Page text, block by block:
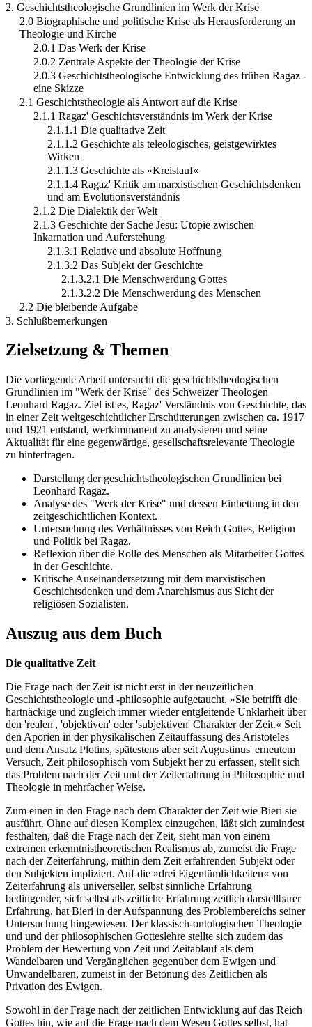
2. Geschichtstheologische Grundlinien im Werk der Krise
2.0 Biographische und politische Krise als Herausforderung an
Theologie und Kirche
2.0.1 Das Werk der Krise
2.0.2 Zentrale Aspekte der Theologie der Krise
2.0.3 Geschichtstheologische Entwicklung des frühen Ragaz -
eine Skizze
2.1 Geschichtstheologie als Antwort auf die Krise
2.1.1 Ragaz' Geschichtsverständnis im Werk der Krise
2.1.1.1 Die qualitative Zeit
2.1.1.2 Geschichte als teleologisches, geistgewirktes
Wirken
2.1.1.3 Geschichte als »Kreislauf«
2.1.1.4 Ragaz' Kritik am marxistischen Geschichtsdenken
und am Evolutionsverständnis
2.1.2 Die Dialektik der Welt
2.1.3 Geschichte der Sache Jesu: Utopie zwischen
Inkarnation und Auferstehung
2.1.3.1 Relative und absolute Hoffnung
2.1.3.2 Das Subjekt der Geschichte
2.1.3.2.1 Die Menschwerdung Gottes
2.1.3.2.2 Die Menschwerdung des Menschen
2.2 Die bleibende Aufgabe
3. Schlußbemerkungen
Zielsetzung & Themen
Die vorliegende Arbeit untersucht die geschichtstheologischen
Grundlinien im "Werk der Krise" des Schweizer Theologen
Leonhard Ragaz. Ziel ist es, Ragaz' Verständnis von Geschichte, das
in einer Zeit weltgeschichtlicher Erschütterungen zwischen ca. 1917
und 1921 entstand, werkimmanent zu analysieren und seine
Aktualität für eine gegenwärtige, gesellschaftsrelevante Theologie
zu hinterfragen.
Darstellung der geschichtstheologischen Grundlinien bei
Leonhard Ragaz.
Analyse des "Werk der Krise" und dessen Einbettung in den
zeitgeschichtlichen Kontext.
Untersuchung des Verhältnisses von Reich Gottes, Religion
und Politik bei Ragaz.
Reflexion über die Rolle des Menschen als Mitarbeiter Gottes
in der Geschichte.
Kritische Auseinandersetzung mit dem marxistischen
Geschichtsdenken und dem Anarchismus aus Sicht der
religiösen Sozialisten.
Auszug aus dem Buch
Die qualitative Zeit
Die Frage nach der Zeit ist nicht erst in der neuzeitlichen
Geschichtstheologie und -philosophie aufgetaucht. »Sie betrifft die
hartnäckige und zugleich immer wieder entgleitende Unklarheit über
den 'realen', 'objektiven' oder 'subjektiven' Charakter der Zeit.« Seit
den Aporien in der physikalischen Zeitauffassung des Aristoteles
und dem Ansatz Plotins, spätestens aber seit Augustinus' erneutem
Versuch, Zeit philosophisch vom Subjekt her zu erfassen, stellt sich
das Problem nach der Zeit und der Zeiterfahrung in Philosophie und
Theologie in mehrfacher Weise.
Zum einen in den Frage nach dem Charakter der Zeit wie Bieri sie
ausführt. Ohne auf diesen Komplex einzugehen, läßt sich zumindest
festhalten, daß die Frage nach der Zeit, sieht man von einem
extremen erkenntnistheoretischen Realismus ab, zumeist die Frage
nach der Zeiterfahrung, mithin dem Zeit erfahrenden Subjekt oder
den Subjekten impliziert. Auf die »drei Eigentümlichkeiten« von
Zeiterfahrung als universeller, selbst sinnliche Erfahrung
bedingender, sich selbst als zeitliche Erfahrung zeitlich darstellbarer
Erfahrung, hat Bieri in der Aufspannung des Problembereichs seiner
Untersuchung hingewiesen. Der klassisch-ontologischen Theologie
und und der philosophischen Gotteslehre stellte sich zudem das
Problem der Bewertung von Zeit und Zeitablauf als dem
Wandelbaren und Vergänglichen gegenüber dem Ewigen und
Unwandelbaren, zumeist in der Betonung des Zeitlichen als
Privation des Ewigen.
Sowohl in der Frage nach der zeitlichen Entwicklung auf das Reich
Gottes hin, wie auf die Frage nach dem Wesen Gottes selbst, hat